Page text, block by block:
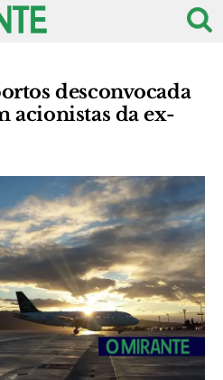
desconvocada
acionistas da ex-